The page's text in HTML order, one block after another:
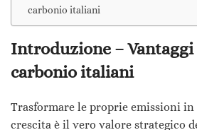
carbonio italiani
Introduzione –
carbonio italiani
Trasformare le proprie emissioni
crescita è il vero valore strategico